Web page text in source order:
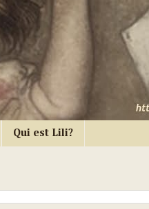
Qui est Lili?